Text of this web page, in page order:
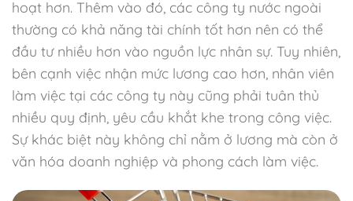
hoạt hơn. Thêm vào đó, các công ty nước ngoài
thường có khả năng tài chính tốt hơn nên có thể
đầu tư nhiều hơn vào nguồn lực nhân sự. Tuy nhiên,
bên cạnh việc nhận mức lương cao hơn, nhân viên
làm việc tại các công ty này cũng phải tuân thủ
nhiều quy định, yêu cầu khắt khe trong công việc.
Sự khác biệt này không chỉ nằm ở lương mà còn ở
văn hóa doanh nghiệp và phong cách làm việc.